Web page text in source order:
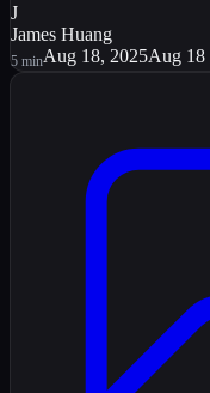
J
James Huang
5 minAug 18, 2025Aug 18